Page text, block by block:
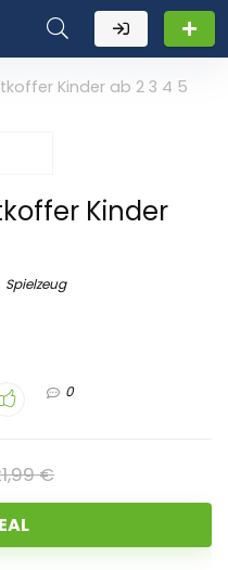
Kinder ab 2 3 4 5
Kinder
Spielzeug
0
€